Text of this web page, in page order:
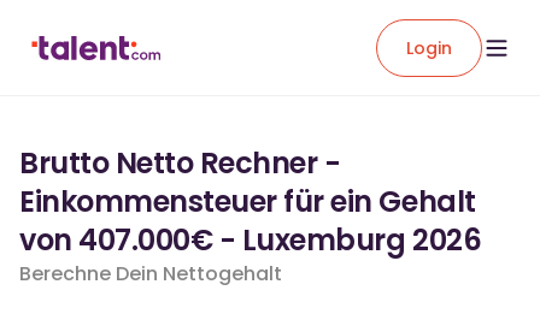
Login
Brutto Netto Rechner -
Einkommensteuer für ein Gehalt
von 407.000€ - Luxemburg 2026
Berechne Dein Nettogehalt